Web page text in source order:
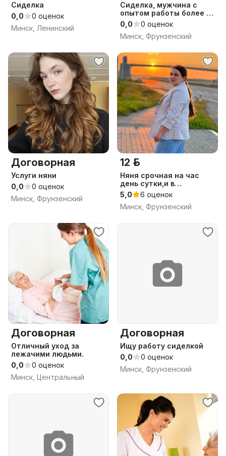
Сиделка
0,0
0 оценок
Минск, Ленинский
Сиделка, мужчина с
опытом работы более 10
лет)
0,0
0 оценок
Минск, Фрунзенский
Договорная
Услуги няни
0,0
0 оценок
Минск, Фрунзенский
12 р.
Няня срочная на час
день сутки,и в
праздничные дни
5,0
6 оценок
Минск, Фрунзенский
Договорная
Отличный уход за
лежачими людьми.
0,0
0 оценок
Минск, Центральный
Договорная
Ищу работу сиделкой
0,0
0 оценок
Минск, Фрунзенский